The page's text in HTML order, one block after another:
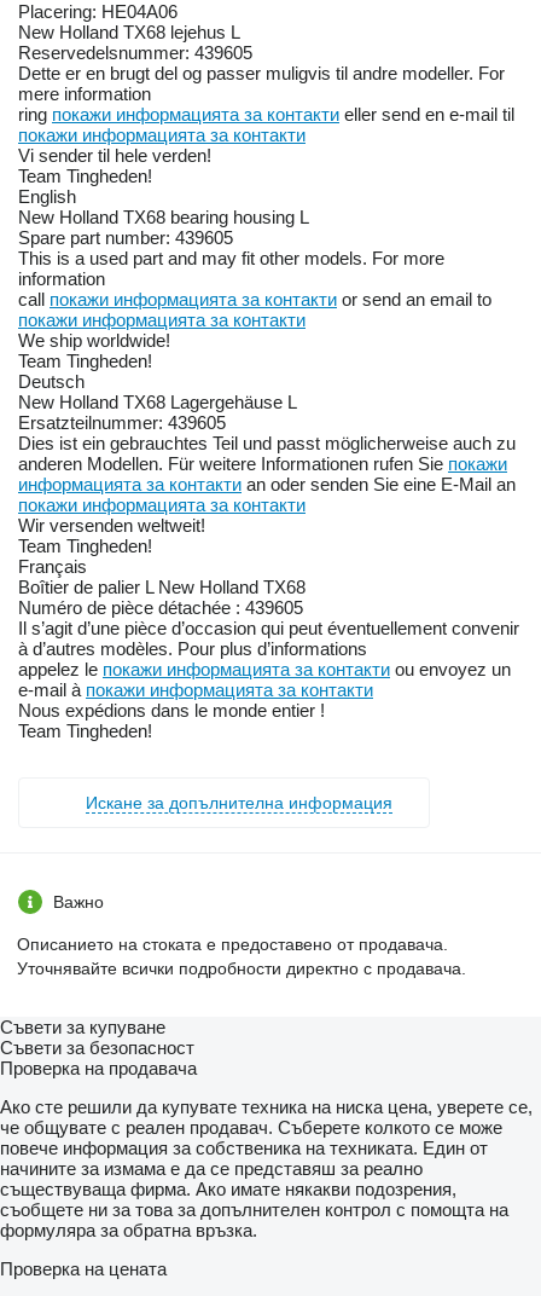
Placering: HE04A06
New Holland TX68 lejehus L
Reservedelsnummer: 439605
Dette er en brugt del og passer muligvis til andre modeller. For
mere information
ring покажи информацията за контакти eller send en e-mail til
покажи информацията за контакти
Vi sender til hele verden!
Team Tingheden!
English
New Holland TX68 bearing housing L
Spare part number: 439605
This is a used part and may fit other models. For more
information
call покажи информацията за контакти or send an email to
покажи информацията за контакти
We ship worldwide!
Team Tingheden!
Deutsch
New Holland TX68 Lagergehäuse L
Ersatzteilnummer: 439605
Dies ist ein gebrauchtes Teil und passt möglicherweise auch zu
anderen Modellen. Für weitere Informationen rufen Sie покажи
информацията за контакти an oder senden Sie eine E-Mail an
покажи информацията за контакти
Wir versenden weltweit!
Team Tingheden!
Français
Boîtier de palier L New Holland TX68
Numéro de pièce détachée : 439605
Il s’agit d’une pièce d’occasion qui peut éventuellement convenir
à d’autres modèles. Pour plus d’informations
appelez le покажи информацията за контакти ou envoyez un
e-mail à покажи информацията за контакти
Nous expédions dans le monde entier !
Team Tingheden!
Искане за допълнителна информация
Важно
Описанието на стоката е предоставено от продавача.
Уточнявайте всички подробности директно с продавача.
Съвети за купуване
Съвети за безопасност
Проверка на продавача
Ако сте решили да купувате техника на ниска цена, уверете се,
че общувате с реален продавач. Съберете колкото се може
повече информация за собственика на техниката. Един от
начините за измама е да се представяш за реално
съществуваща фирма. Ако имате някакви подозрения,
съобщете ни за това за допълнителен контрол с помощта на
формуляра за обратна връзка.
Проверка на цената